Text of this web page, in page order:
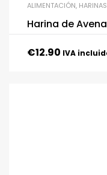
ALIMENTACIÓN,
Harina de
€12.90 IVA